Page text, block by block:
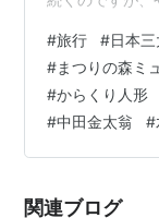
千年以上にわた
を、後世に正し
基が巡行、後祭
舎は、インドの
（舎衛城）城
#旅行 #日本
#まつりの森ミ
#からくり人形
#中田金太翁 #
関連ブログ